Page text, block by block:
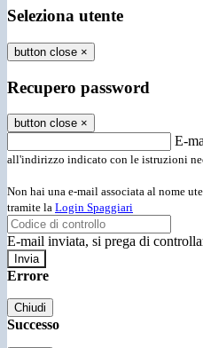
Seleziona utente
button close ×
Recupero password
button close ×
E-
all'indirizzo indicato con le istruzioni
Non hai una e-mail associata al nome
tramite la Login Spaggiari
E-mail inviata, si prega di
Errore
Chiudi
Successo